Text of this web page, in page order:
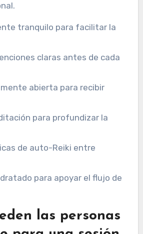
tranquilo para facilitar la
claras antes de cada
abierta para recibir
para profundizar la
de auto-Reiki entre
para apoyar el flujo de
las personas